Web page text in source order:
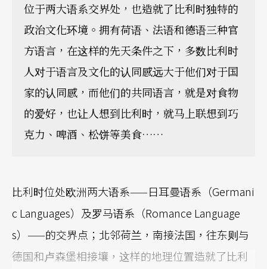
位于两大语系交界处，也造就了比利时独特的
政治文化环境。拥有荷语、法语和德语三种官
方语言，在这样的先天条件之下，多数比利时
人对于语言及文化的认同感远大于他们对于国
家的认同感，而他们的共同语言，就是对食物
的爱好，也让人想到比利时，就马上联想到巧
克力、啤酒、松饼等美食……
比利时位处欧洲两大语系——日耳曼语系（Germani
c Languages）及罗马语系（Romance Language
s）——的交界点；北邻荷兰，南接法国，往东则与
德国和卢森堡相接壤，这样的地理位置造就了比利